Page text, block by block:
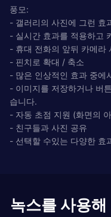
풍모:
- 갤러리의 사진에 그런 효
- 실시간 효과를 적용하고
- 휴대 전화의 앞뒤 카메라
- 핀치로 확대 / 축소
- 많은 인상적인 효과 중에
- 이미지를 저장하거나 버
습니다.
- 자동 초점 지원 (화면의
- 친구들과 사진 공유
- 선택할 수있는 다양한 효
녹스를 사용